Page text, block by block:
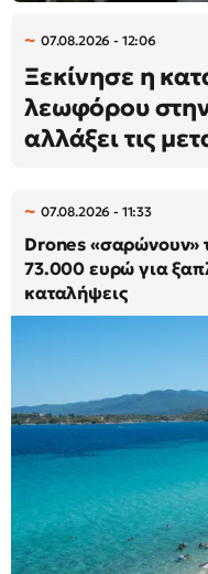
07.08.2026 - 12:06
Ξεκίνησε η
λεωφόρου
αλλάξει τις
07.08.2026 - 11:33
Drones «σαρώνουν»
73.000 ευρώ για
καταλήψεις